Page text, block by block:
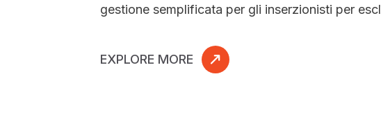
gestione semplificata per gli inserzionisti per
EXPLORE MORE